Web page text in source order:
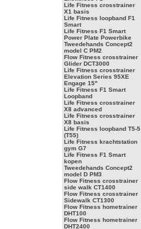
Life Fitness crosstrainer
X1 basis
Life Fitness loopband F1
Smart
Life Fitness F1 Smart
Power Plate Powerbike
Tweedehands Concept2
model C PM2
Flow Fitness crosstrainer
Glider DCT3000
Life Fitness crosstrainer
Elevation Series 95XE
Engage 15"
Life Fitness F1 Smart
Loopband
Life Fitness crosstrainer
X8 advanced
Life Fitness crosstrainer
X8 basis
Life Fitness loopband T5-5
(T55)
Life Fitness krachtstation
gym G7
Life Fitness F1 Smart
kopen
Tweedehands Concept2
model D PM3
Flow Fitness crosstrainer
side walk CT1400
Flow Fitness crosstrainer
Sidewalk CT1300
Flow Fitness hometrainer
DHT100
Flow Fitness hometrainer
DHT2400